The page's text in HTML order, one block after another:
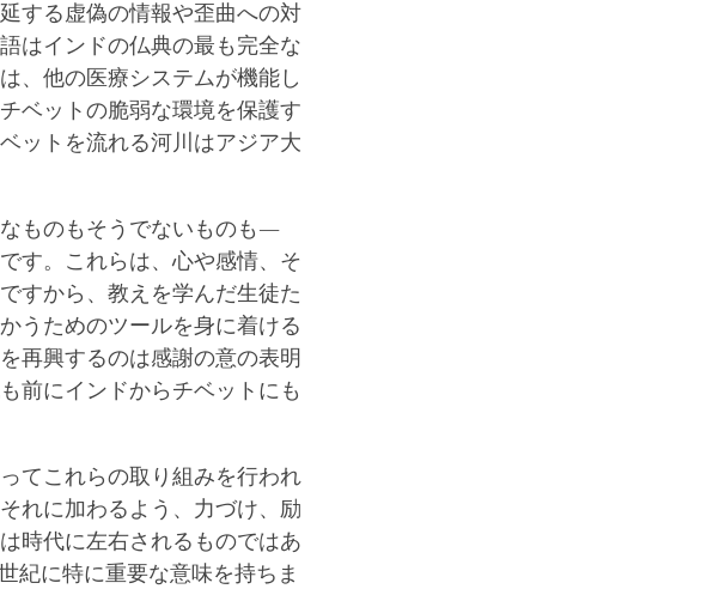
する虚偽の情報や歪曲への対
はインドの仏典の最も完全な
、他の医療システムが機能し
ベットの脆弱な環境を保護す
ットを流れる河川はアジア大
ものもそうでないものも―
す。これらは、心や感情、そ
すから、教えを学んだ生徒た
うためのツールを身に着ける
再興するのは感謝の意の表明
前にインドからチベットにも
てこれらの取り組みを行われ
れに加わるよう、力づけ、励
時代に左右されるものではあ
紀に特に重要な意味を持ちま